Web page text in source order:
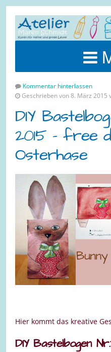
Kommentar hinterlassen
Geschrieben von 8. März 2015
DIY
2015 – free
Osterhase
Hier kommt das kreative
DIY Bastelbogen